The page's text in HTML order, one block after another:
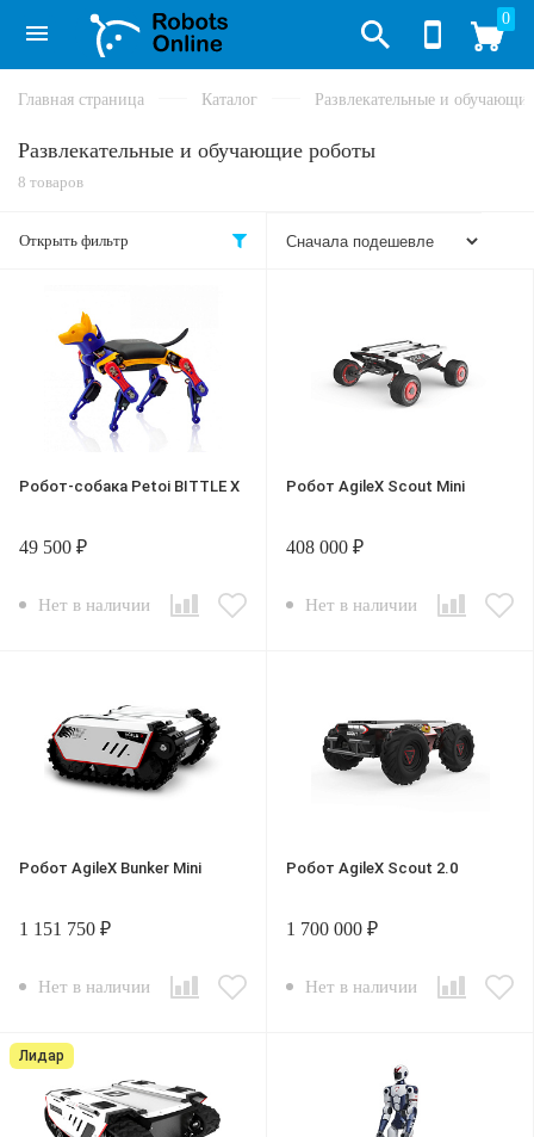
0
Главная страница Каталог Развлекательные и
Развлекательные и обучающие роботы
8 товаров
Открыть фильтр
Робот-собака Petoi BITTLE X
49 500 ₽
Нет в наличии
Робот AgileХ Scout Mini
408 000 ₽
Нет в наличии
Робот AgileX Bunker Mini
1 151 750 ₽
Нет в наличии
Робот AgileХ Scout 2.0
1 700 000 ₽
Нет в наличии
Лидар